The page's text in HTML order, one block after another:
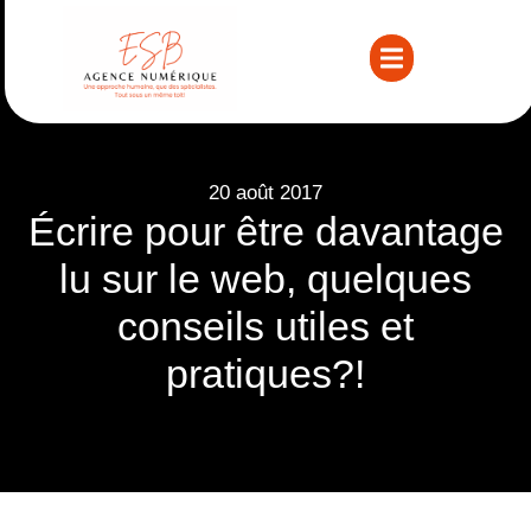
20 août 2017
Écrire pour être davantage
lu sur le web, quelques
conseils utiles et
pratiques?!